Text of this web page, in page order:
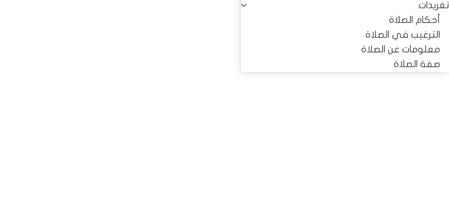
تغريدات
أحكام الصلاة
الترغيب في الصلاة
معلومات عن الصلاة
صفة الصلاة